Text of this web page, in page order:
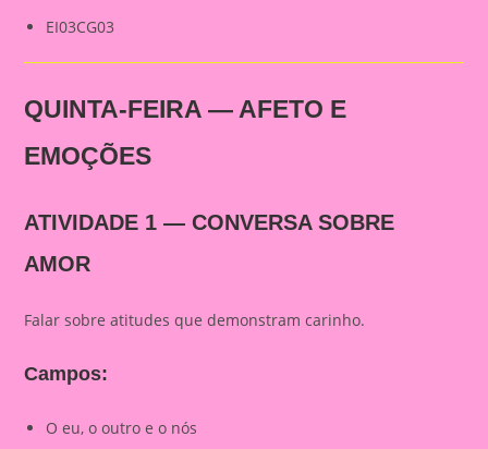
EI03CG03
QUINTA-FEIRA — AFETO E
EMOÇÕES
ATIVIDADE 1 — CONVERSA SOBRE
AMOR
Falar sobre atitudes que demonstram carinho.
Campos:
O eu, o outro e o nós